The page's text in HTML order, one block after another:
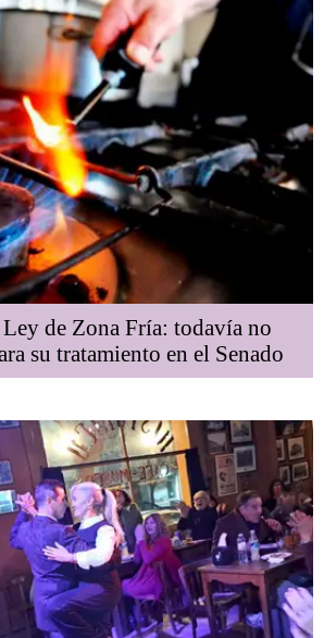
Ley de Zona Fría: todavía no
su tratamiento en el Senado